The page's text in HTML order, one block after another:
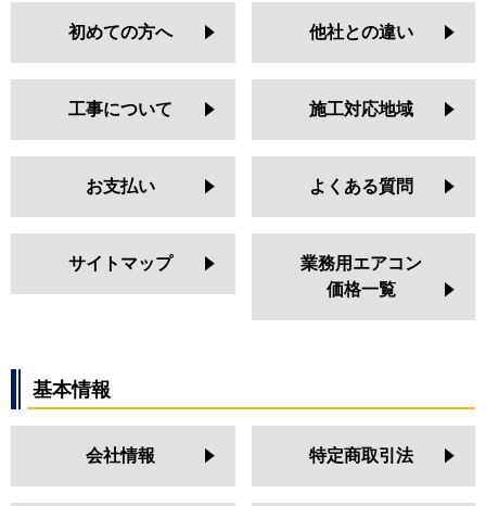
初めての方へ 他社との違い
工事について 施工対応地域
お支払い よくある質問
サイトマップ
業務用エアコン
価格一覧
基本情報
会社情報 特定商取引法